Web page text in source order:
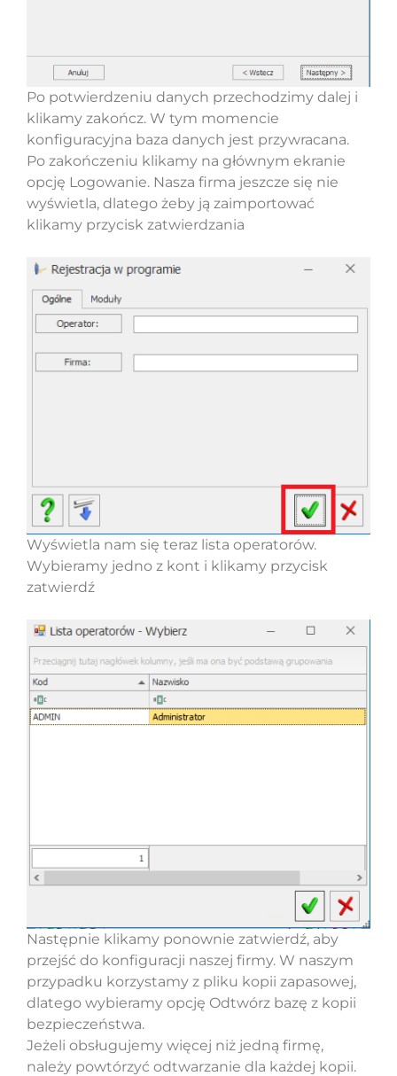
Po potwierdzeniu danych przechodzimy dalej i
klikamy zakończ. W tym momencie
konfiguracyjna baza danych jest przywracana.
Po zakończeniu klikamy na głównym ekranie
opcję Logowanie. Nasza firma jeszcze się nie
wyświetla, dlatego żeby ją zaimportować
klikamy przycisk zatwierdzania
Wyświetla nam się teraz lista operatorów.
Wybieramy jedno z kont i klikamy przycisk
zatwierdź
Następnie klikamy ponownie zatwierdź, aby
przejść do konfiguracji naszej firmy. W naszym
przypadku korzystamy z pliku kopii zapasowej,
dlatego wybieramy opcję Odtwórz bazę z kopii
bezpieczeństwa.
Jeżeli obsługujemy więcej niż jedną firmę,
należy powtórzyć odtwarzanie dla każdej kopii.